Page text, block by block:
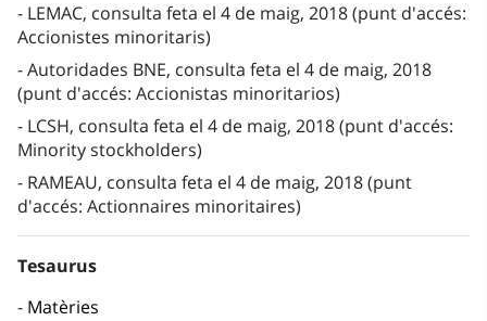
LEMAC, consulta feta el 4 de maig, 2018 (punt d'accés:
Accionistes minoritaris)
Autoridades BNE, consulta feta el 4 de maig, 2018
(punt d'accés: Accionistas minoritarios)
LCSH, consulta feta el 4 de maig, 2018 (punt d'accés:
Minority stockholders)
RAMEAU, consulta feta el 4 de maig, 2018 (punt
d'accés: Actionnaires minoritaires)
Tesaurus
Matèries